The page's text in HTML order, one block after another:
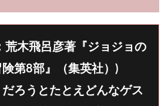
荒木飛呂彦著『ジョジョの
第8部』（集英社）)
だろうとたとえどんなゲス